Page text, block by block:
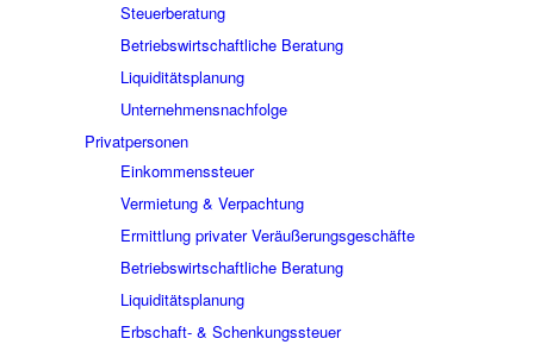
Steuerberatung
Betriebswirtschaftliche Beratung
Liquiditätsplanung
Unternehmensnachfolge
Privatpersonen
Einkommenssteuer
Vermietung & Verpachtung
Ermittlung privater Veräußerungsgeschäfte
Betriebswirtschaftliche Beratung
Liquiditätsplanung
Erbschaft- & Schenkungssteuer